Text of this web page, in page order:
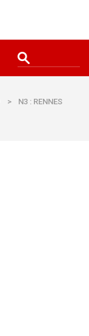
>
N3 : RENNES